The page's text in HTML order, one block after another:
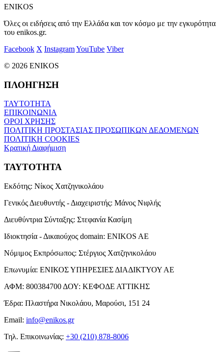
ENIKOS
Όλες οι ειδήσεις από την Ελλάδα και τον κόσμο με την εγκυρότητα
του enikos.gr.
Facebook X InstagramYouTube Viber
© 2026 ENIKOS
ΠΛΟΗΓΗΣΗ
ΤΑΥΤΟΤΗΤΑ
ΕΠΙΚΟΙΝΩΝΙΑ
ΟΡΟΙ ΧΡΗΣΗΣ
ΠΟΛΙΤΙΚΗ ΠΡΟΣΤΑΣΙΑΣ ΠΡΟΣΩΠΙΚΩΝ ΔΕΔΟΜΕΝΩΝ
ΠΟΛΙΤΙΚΗ COOKIES
Κρατική Διαφήμιση
ΤΑΥΤΟΤΗΤΑ
Εκδότης: Νίκος Χατζηνικολάου
Γενικός Διευθυντής - Διαχειριστής: Μάνος Νιφλής
Διευθύντρια Σύνταξης: Στεφανία Κασίμη
Ιδιοκτησία - Δικαιούχος domain: ENIKOS AE
Νόμιμος Εκπρόσωπος: Στέργιος Χατζηνικολάου
Επωνυμία: ΕΝΙΚΟΣ ΥΠΗΡΕΣΙΕΣ ΔΙΑΔΙΚΤΥΟΥ ΑΕ
ΑΦΜ: 800384700 ΔΟΥ: ΚΕΦΟΔΕ ΑΤΤΙΚΗΣ
Έδρα: Πλαστήρα Νικολάου, Μαρούσι, 151 24
Email: info@enikos.gr
Τηλ. Επικοινωνίας: +30 (210) 878-8006